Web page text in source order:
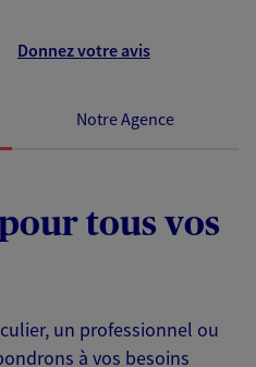
Donnez votre avis
Notre Agence
tous vos
un professionnel ou
à vos besoins